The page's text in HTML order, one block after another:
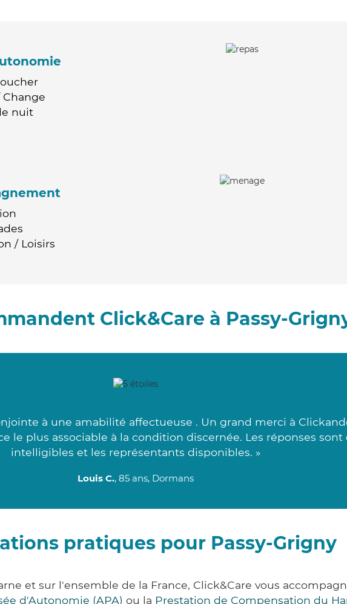
nuit
/ Loisirs
Click&Care à Passy-
à une amabilité affectueuse . Un grand merci à
le plus associable à la condition discernée. Les réponses
intelligibles et les représentants disponibles. »
Louis C., 85 ans, Dormans
pratiques pour Passy-Grigny
et sur l'ensemble de la France, Click&Care vous
d'Autonomie (APA) ou la Prestation de Compensation du